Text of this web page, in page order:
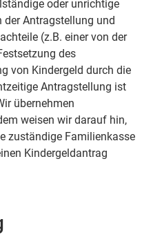
oder unrichtige
der Antragstellung und
(z.B. einer von der
des
von Kindergeld durch die
Antragstellung ist
übernehmen
weisen wir darauf hin,
zuständige Familienkasse
Kindergeldantrag